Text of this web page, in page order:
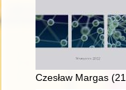
Czesław Margas